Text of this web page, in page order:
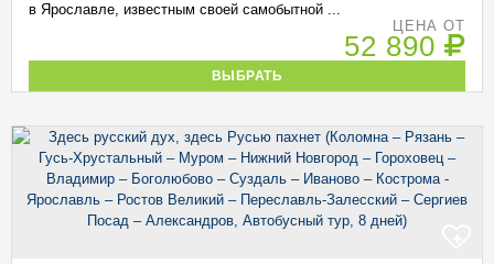
в Ярославле, известным своей самобытной ...
ЦЕНА ОТ
52 890
ВЫБРАТЬ